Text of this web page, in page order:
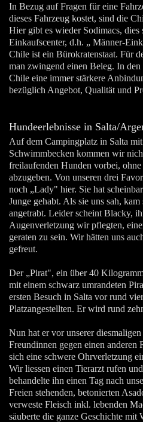
In Bezug auf Fragen für eine
dieses Fahrzeug kostet, sind die
Hier gibt es wieder Sodimacs,
Einkaufscenter, d.h. „ Männer-
Chile ist ein Bürokratenstaat. Für
man zwingend einen Beleg. In
Chile eine immer stärkere
bezüglich Angebot, Qualität und
Hundeerlebnisse in Salta/
Auf dem Campingplatz in Salta
Schwimmbecken kommen wir
freilaufenden Hunden vorbei,
abzugeben. Von unseren drei
noch „Lady" hier. Sie hat
Junge gehabt. Als sie uns sah,
angetrabt. Leider scheint Blacky,
Augenverletzung wir pflegten,
geraten zu sein. Wir hätten uns
gefreut.
Der „Pirat", ein über 40
mit einem schwarz umrandeten
ersten Besuch in Salta vor rund
Platzangestellten. Er wird rund
Nun hat er vor unserer
Freundinnen gegen einen
sich eine schwere Ohrverletzung
Wir liessen einen Tierarzt rufen
behandelte ihn einen Tag nach
Freien stehenden, betonierten
verweste Fleisch inkl. lebenden
säuberte die ganze Geschichte mit